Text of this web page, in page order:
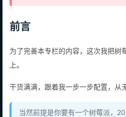
前言
为了完善本专栏的内容，这次我把树
上。
干货满满，跟着我一步一步配置，从
当然前提是你要有一个树莓派，